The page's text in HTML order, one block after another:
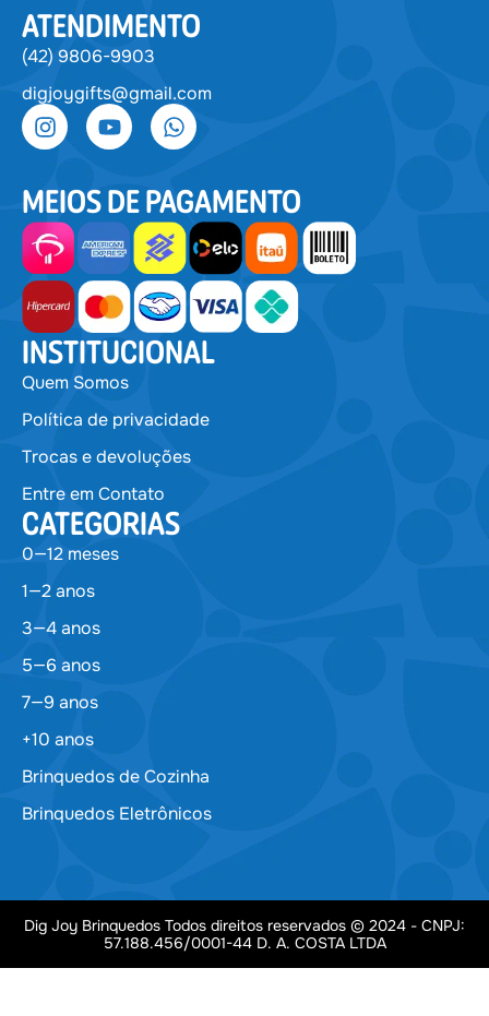
ATENDIMENTO
(42) 9806-9903
digjoygifts@gmail.com
MEIOS DE PAGAMENTO
INSTITUCIONAL
Quem Somos
Política de privacidade
Trocas e devoluções
Entre em Contato
CATEGORIAS
0—12 meses
1—2 anos
3—4 anos
5—6 anos
7—9 anos
+10 anos
Brinquedos de Cozinha
Brinquedos Eletrônicos
Dig Joy Brinquedos Todos direitos reservados © 2024 - CNPJ:
57.188.456/0001-44 D. A. COSTA LTDA